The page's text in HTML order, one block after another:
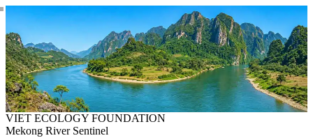
VIET ECOLOGY FOUNDATION
Mekong River Sentinel